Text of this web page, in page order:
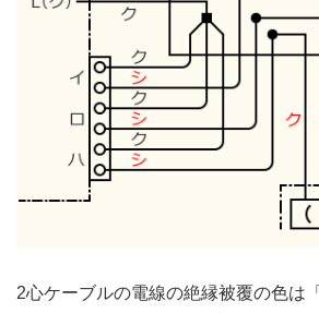
2心ケーブルの電線の絶縁被覆の色は